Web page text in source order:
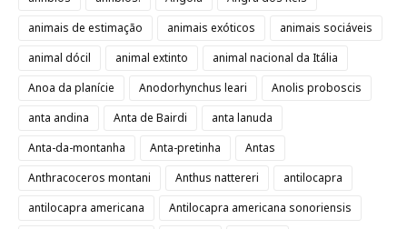
animais de estimação
animais exóticos
animais sociáveis
animal dócil
animal extinto
animal nacional da Itália
Anoa da planície
Anodorhynchus leari
Anolis proboscis
anta andina
Anta de Bairdi
anta lanuda
Anta-da-montanha
Anta-pretinha
Antas
Anthracoceros montani
Anthus nattereri
antilocapra
antilocapra americana
Antilocapra americana sonoriensis